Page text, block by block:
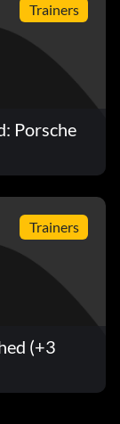
Trainers
Porsche
Trainers
(+3